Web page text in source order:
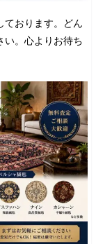
ております。どん
い。心よりお待ち